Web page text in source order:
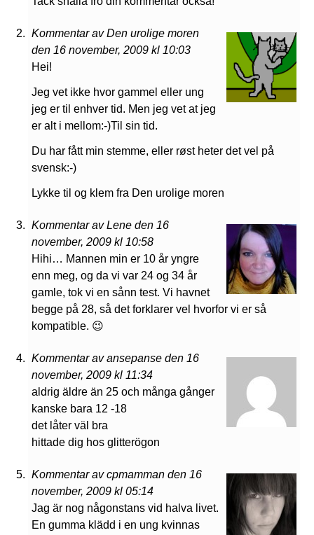
Kommentar av Den urolige moren
den 16 november, 2009 kl 10:03
Hei!
Jeg vet ikke hvor gammel eller ung
jeg er til enhver tid. Men jeg vet at jeg
er alt i mellom:-)Til sin tid.
Du har fått min stemme, eller røst heter det vel på
svensk:-)
Lykke til og klem fra Den urolige moren
Kommentar av Lene den 16
november, 2009 kl 10:58
Hihi… Mannen min er 10 år yngre
enn meg, og da vi var 24 og 34 år
gamle, tok vi en sånn test. Vi havnet
begge på 28, så det forklarer vel hvorfor vi er så
kompatible. 😉
Kommentar av ansepanse den 16
november, 2009 kl 11:34
aldrig äldre än 25 och många gånger
kanske bara 12 -18
det låter väl bra
hittade dig hos glitterögon
Kommentar av cpmamman den 16
november, 2009 kl 05:14
Jag är nog någonstans vid halva livet.
En gumma klädd i en ung kvinnas